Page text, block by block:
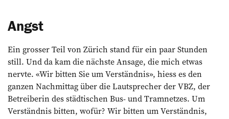
Angst
Ein grosser Teil von Zürich stand für ein paar Stunden
still. Und da kam die nächste Ansage, die mich etwas
nervte. «Wir bitten Sie um Verständnis», hiess es den
ganzen Nachmittag über die Lautsprecher der VBZ, der
Betreiberin des städtischen Bus- und Tramnetzes. Um
Ver­ständnis bitten, wofür? Wir bitten um ­Verständnis,